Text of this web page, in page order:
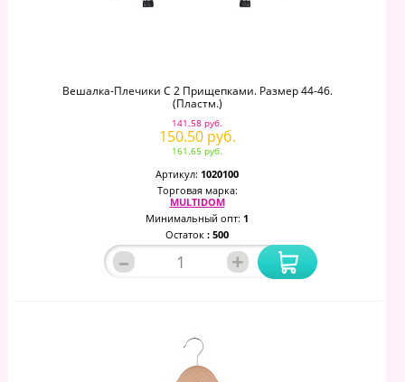
Вешалка-Плечики С 2 Прищепками. Размер 44-46.
(пластм.)
141.58 руб.
150.50 руб.
161.65 руб.
Артикул: 1020100
Торговая марка:
MULTIDOM
Минимальный опт: 1
Остаток : 500
– +